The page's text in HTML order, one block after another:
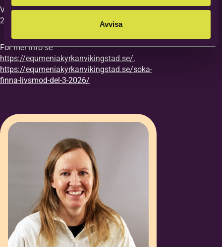
Avvisa
Vi vill ha din anmälan till kursen senast
27/8.
För mer info se
https://equmeniakyrkanvikingstad.se/,
https://equmeniakyrkanvikingstad.se/soka-
finna-livsmod-del-3-2026/